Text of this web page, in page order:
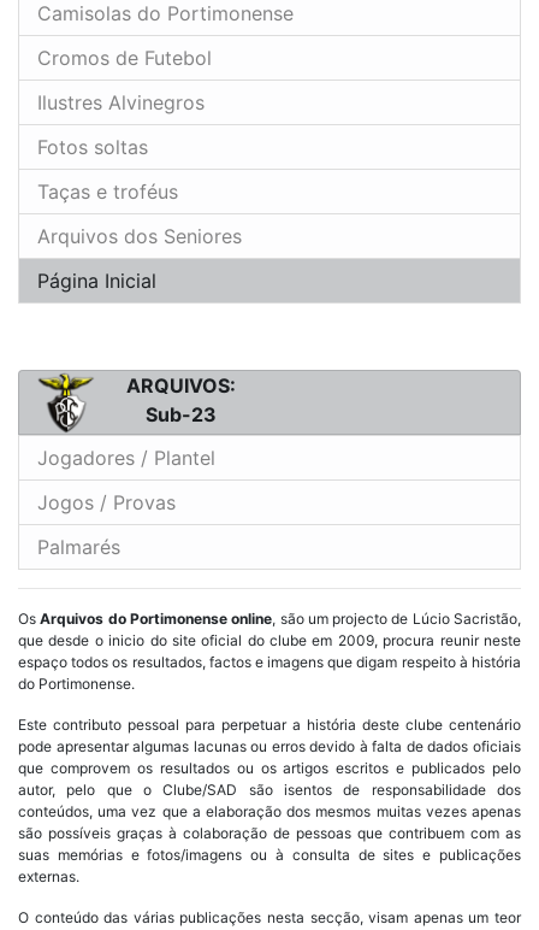
Camisolas do Portimonense
Cromos de Futebol
Ilustres Alvinegros
Fotos soltas
Taças e troféus
Arquivos dos Seniores
Página Inicial
ARQUIVOS:
Sub-23
Jogadores / Plantel
Jogos / Provas
Palmarés
OsArquivos do Portimonense online, são um projecto de Lúcio Sacristão,
que desde o inicio do site oficial do clube em 2009, procura reunir neste
espaço todos os resultados, factos e imagens que digam respeito à história
do Portimonense.
Este contributo pessoal para perpetuar a história deste clube centenário
pode apresentar algumas lacunas ou erros devido à falta de dados oficiais
que comprovem os resultados ou os artigos escritos e publicados pelo
autor, pelo que o Clube/SAD são isentos de responsabilidade dos
conteúdos, uma vez que a elaboração dos mesmos muitas vezes apenas
são possíveis graças à colaboração de pessoas que contribuem com as
suas memórias e fotos/imagens ou à consulta de sites e publicações
externas.
O conteúdo das várias publicações nesta secção, visam apenas um teor